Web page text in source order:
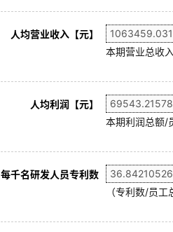
人均营业收入【元】
本期营业总收
人均利润【元】
本期利润总额/
每千名研发人员专利数
（专利数/员